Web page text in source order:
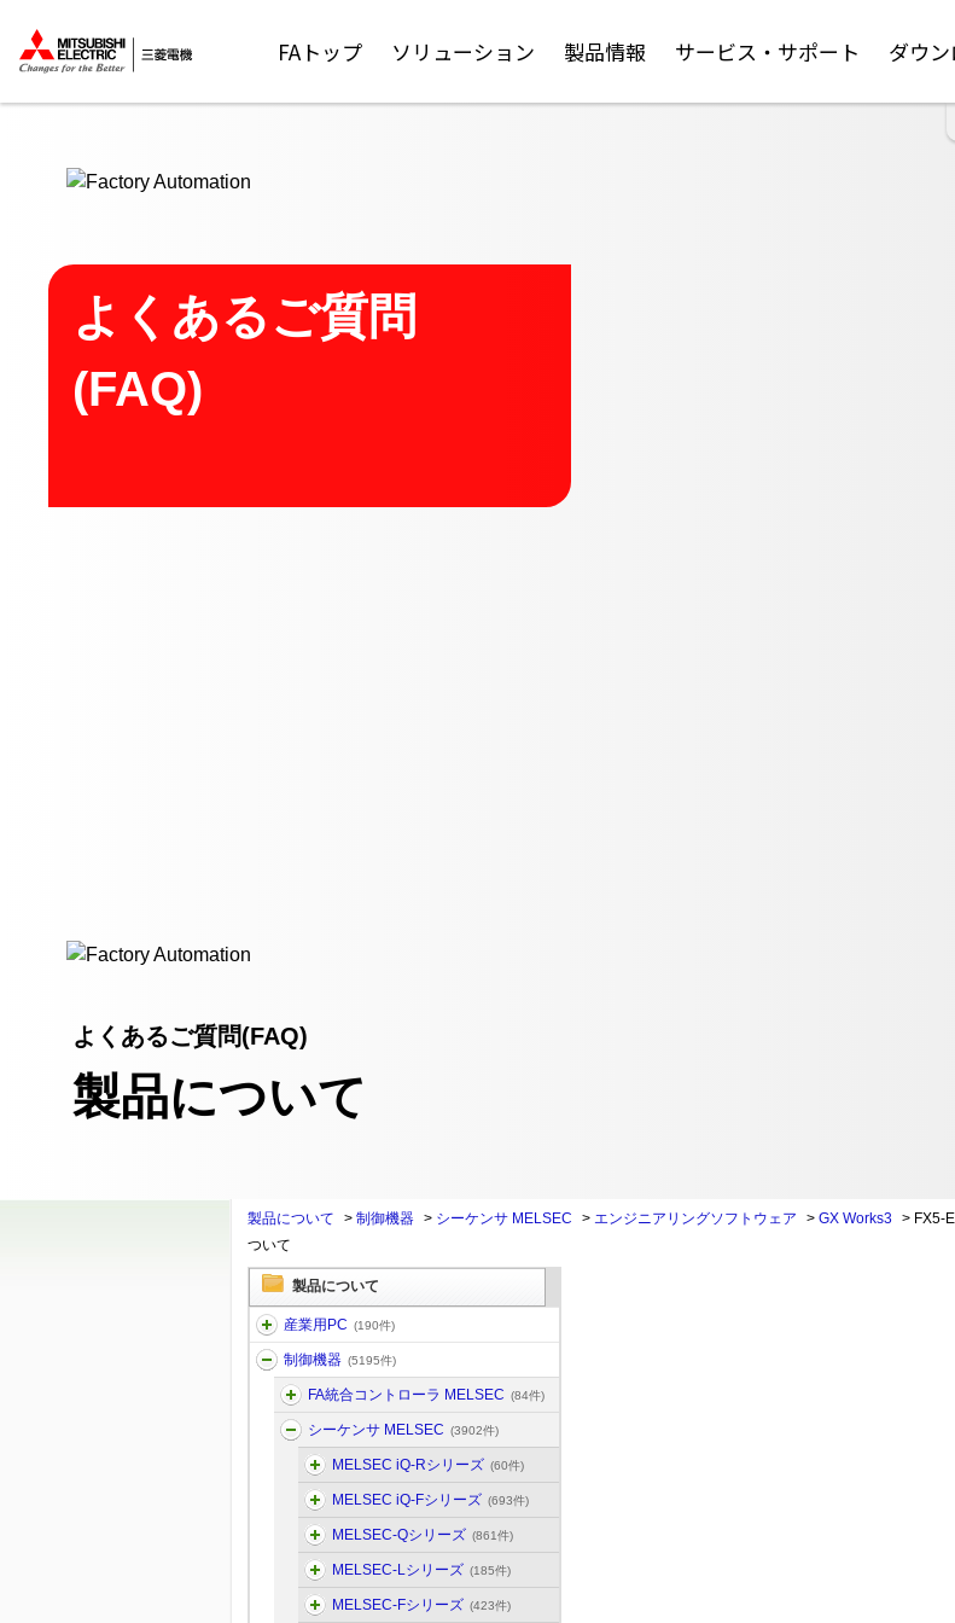
FAトップ ソリューション 製品情報 サービス・サポート ダウ
よくあるご質問
(FAQ)
よくあるご質問(FAQ)
製品について
製品について > 制御機器 > シーケンサ MELSEC > エンジニアリングソフトウェア > GX Works3 > FX5-
ついて
製品について
産業用PC (190件)
制御機器 (5195件)
FA統合コントローラ MELSEC (84件)
シーケンサ MELSEC (3902件)
MELSEC iQ-Rシリーズ (60件)
MELSEC iQ-Fシリーズ (693件)
MELSEC-Qシリーズ (861件)
MELSEC-Lシリーズ (185件)
MELSEC-Fシリーズ (423件)